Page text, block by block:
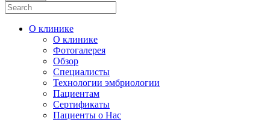
О клинике
О клинике
Фотогалерея
Обзор
Специалисты
Технологии эмбриологии
Пациентам
Сертификаты
Пациенты о Нас